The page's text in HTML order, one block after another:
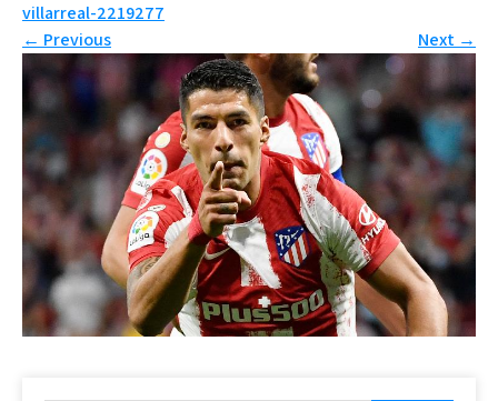
villarreal-2219277
← Previous Next →